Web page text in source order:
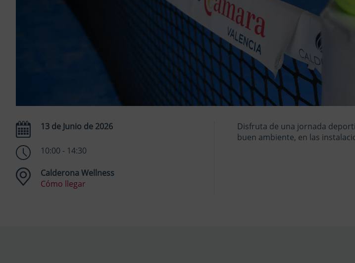
13 de Junio de 2026
10:00 - 14:30
Calderona Wellness
Cómo llegar
Disfruta de una jornada
buen ambiente, en las